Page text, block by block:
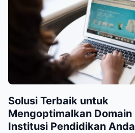
Solusi Terbaik untuk
Mengoptimalkan Domain
Institusi Pendidikan Anda